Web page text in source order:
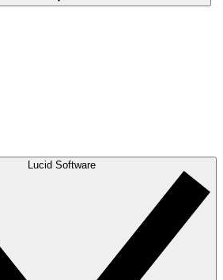
Lucid Software